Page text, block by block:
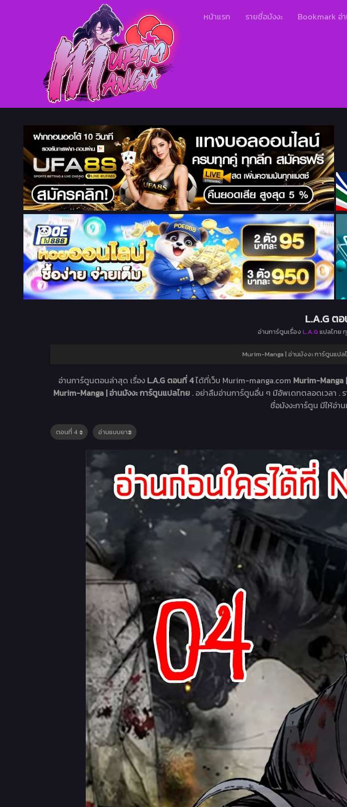
หน้าแรก รายชื่อมังงะ Bookmark อ่
L.A.G ต
อ่านการ์ตูนเรื่อง L.A.G แปลไทย
Murim-Manga | อ่านมังงะ การ์ตูนแปล
อ่านการ์ตูนตอนล่าสุด เรื่อง L.A.G ตอนที่ 4ได้ที่เว็บ Murim-manga.com Murim-Manga
Murim-Manga | อ่านมังงะ การ์ตูนแปลไทย . อย่าลืมอ่านการ์ตูนอื่น ๆ มีอัพเดทตลอดเวลา .
ชื่อมังงะการ์ตูน มีให้อ่า